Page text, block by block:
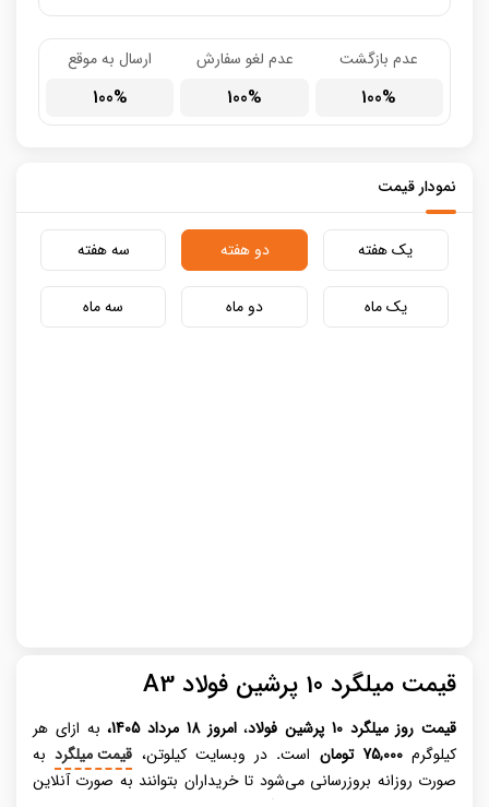
عدم بازگشت
100
عدم لغو سفارش
100
ارسال به موقع
100
نمودار قیمت
یک هفته دو هفته سه هفته
یک ماه دو ماه سه ماه
قیمت میلگرد 10 پرشین فولاد A3
قیمت روز میلگرد 10 پرشین فولاد ،امروز 18 مرداد 1405،
به ازای هر
کیلوگرم 75,000 تومان است. در وبسایت کیلوتن، قیمت میلگردبه
صورت روزانه بروزرسانی می‌شود تا خریداران بتوانند به صورت آنلاین